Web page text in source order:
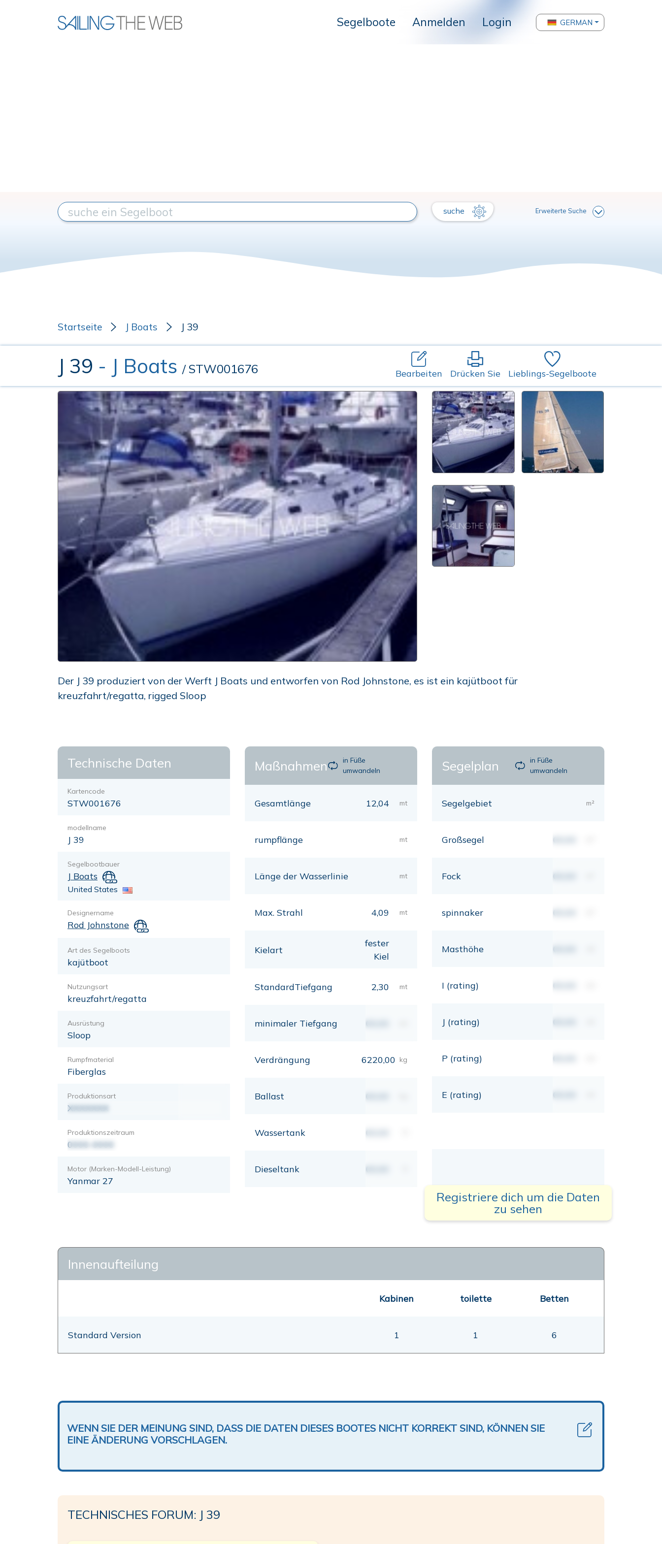
Segelboote Anmelden Login GERMAN
suche Erweiterte Suche
Startseite J Boats J 39
J 39 - J Boats / STW001676 Bearbeiten Drücken Sie Lieblings-Segelboote
Der J 39 produziert von der Werft J Boats und entworfen von Rod Johnstone, es ist ein kajütboot für
kreuzfahrt/regatta, rigged Sloop
Technische Daten
Kartencode
STW001676
modellname
J 39
Segelbootbauer
J Boats
United States
Designername
Rod Johnstone
Art des Segelboots
kajütboot
Nutzungsart
kreuzfahrt/regatta
Ausrüstung
Sloop
Rumpfmaterial
Fiberglas
Produktionsart
XXXXXXX
Produktionszeitraum
0000-0000
Motor (Marken-Modell-Leistung)
Yanmar 27
Maßnahmen
in Füße
umwandeln
Gesamtlänge 12,04 mt
rumpflänge mt
Länge der Wasserlinie mt
Max. Strahl 4,09 mt
Kielart
fester
Kiel
StandardTiefgang 2,30 mt
minimaler Tiefgang 00,00
Verdrängung 6220,00 kg
Ballast 00,00
Wassertank 00,00
Dieseltank 00,00
Segelplan
in Füße
umwandeln
Segelgebiet m²
Großsegel 00,00
Fock 00,00
spinnaker 00,00
Masthöhe 00,00
I (rating) 00,00
J (rating) 00,00
P (rating) 00,00
E (rating) 00,00
Registriere dich um die Daten
zu sehen
Innenaufteilung
Kabinen toilette Betten
Standard Version 1 1 6
WENN SIE DER MEINUNG SIND, DASS DIE DATEN DIESES BOOTES NICHT KORREKT SIND, KÖNNEN SIE
EINE ÄNDERUNG VORSCHLAGEN.
TECHNISCHES FORUM: J 39